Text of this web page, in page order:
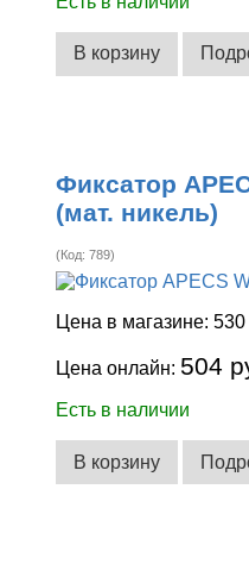
В корзину
Фиксатор
(мат. никель)
(Код:789)
Цена в магазине:530
Цена онлайн: 504
Есть в наличии
В корзину